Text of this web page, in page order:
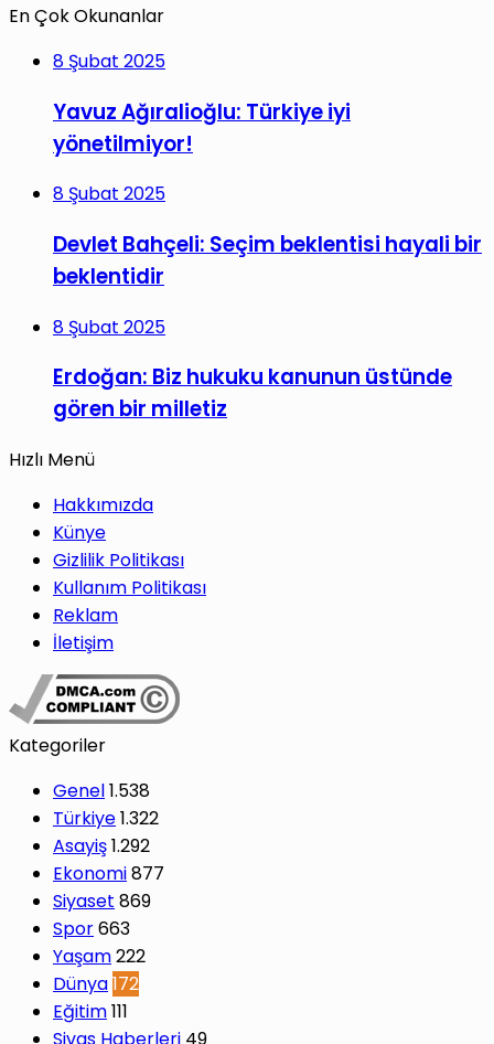
En Çok Okunanlar
8 Şubat 2025
Yavuz Ağıralioğlu: Türkiye iyi
yönetilmiyor!
8 Şubat 2025
Devlet Bahçeli: Seçim beklentisi hayali bir
beklentidir
8 Şubat 2025
Erdoğan: Biz hukuku kanunun üstünde
gören bir milletiz
Hızlı Menü
Hakkımızda
Künye
Gizlilik Politikası
Kullanım Politikası
Reklam
İletişim
Kategoriler
Genel1.538
Türkiye1.322
Asayiş1.292
Ekonomi877
Siyaset 869
Spor663
Yaşam222
Dünya172
Eğitim111